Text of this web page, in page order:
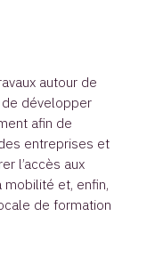
autour de
développer
afin de
entreprises et
l’accès aux
et, enfin,
de formation